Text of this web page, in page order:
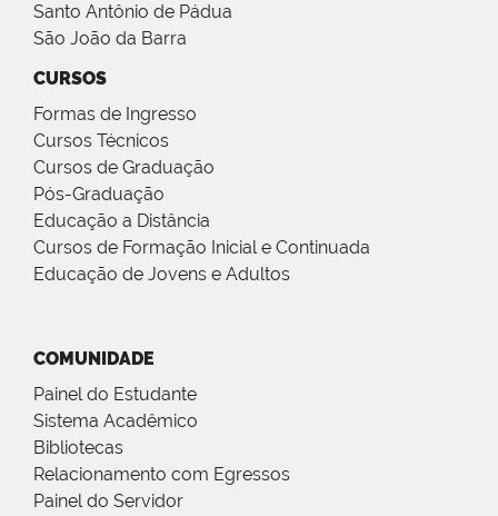
Santo Antônio de Pádua
São João da Barra
CURSOS
Formas de Ingresso
Cursos Técnicos
Cursos de Graduação
Pós-Graduação
Educação a Distância
Cursos de Formação Inicial e Continuada
Educação de Jovens e Adultos
COMUNIDADE
Painel do Estudante
Sistema Acadêmico
Bibliotecas
Relacionamento com Egressos
Painel do Servidor